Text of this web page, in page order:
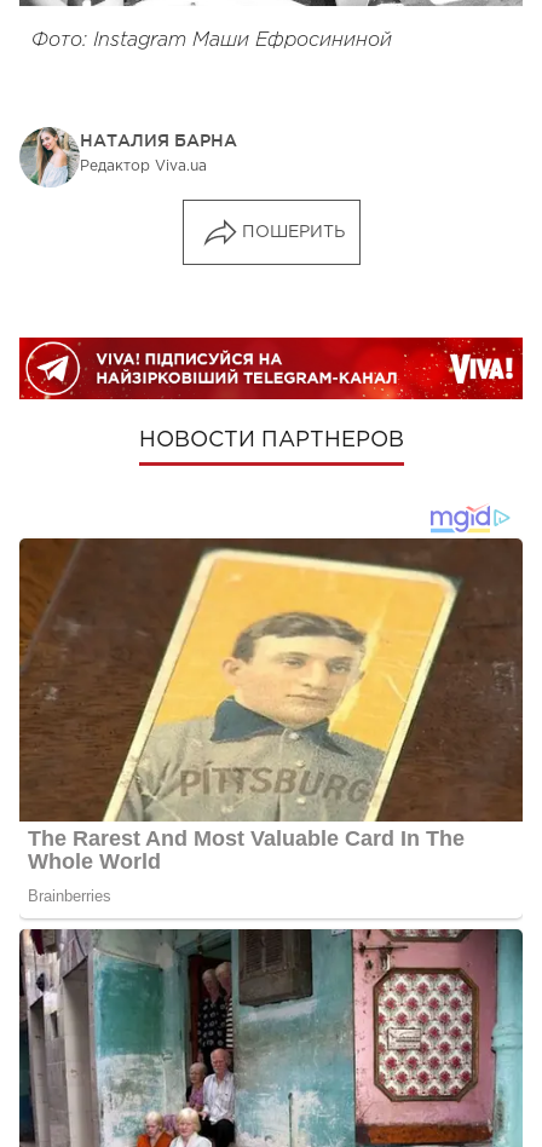
Фото: Instagram Маши Ефросининой
НАТАЛИЯ БАРНА
Редактор Viva.ua
ПОШЕРИТЬ
НОВОСТИ ПАРТНЕРОВ